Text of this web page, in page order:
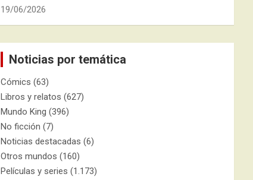
19/06/2026
Noticias por temática
Cómics (63)
Libros y relatos (627)
Mundo King (396)
No ficción (7)
Noticias destacadas (6)
Otros mundos (160)
Películas y series (1.173)